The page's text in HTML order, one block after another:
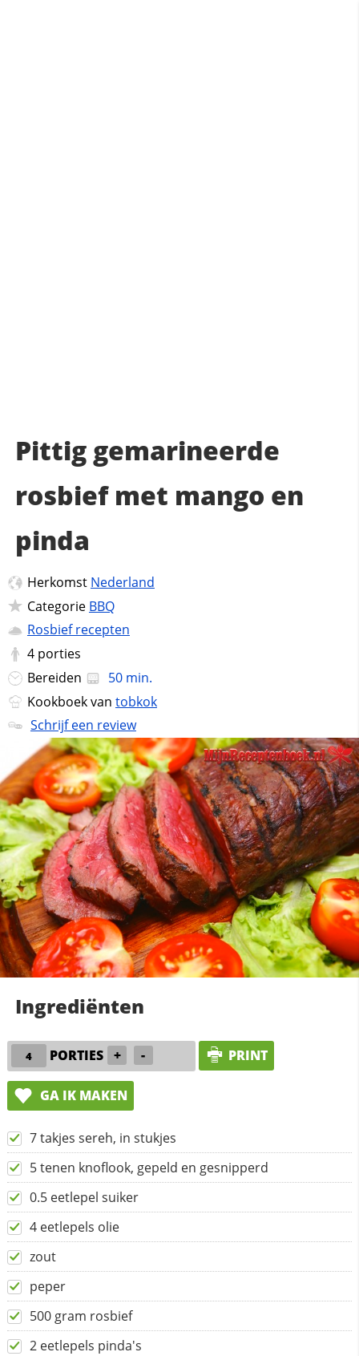
Pittig gemarineerde
rosbief met mango en
pinda
Herkomst Nederland
Categorie BBQ
Rosbief recepten
4 porties
Bereiden
50 min.
Kookboek van tobkok
Schrijf een review
Ingrediënten
PORTIES + - PRINT
GA IK MAKEN
7 takjes sereh, in stukjes
5 tenen knoflook, gepeld en gesnipperd
0.5 eetlepel suiker
4 eetlepels olie
zout
peper
500 gram rosbief
2 eetlepels pinda's